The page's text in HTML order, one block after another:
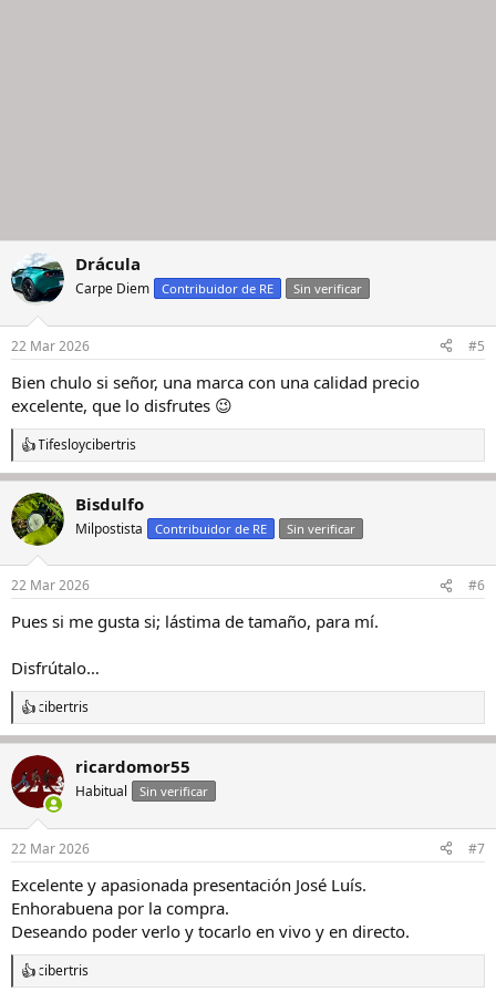
Drácula
Carpe Diem Contribuidor de RE Sin verificar
22 Mar 2026 #5
Bien chulo si señor, una marca con una calidad precio
excelente, que lo disfrutes 😉
R
e
a
c
c
i
e
:
Tifesloycibertris
Bisdulfo
Milpostista Contribuidor de RE Sin verificar
22 Mar 2026 #6
Pues si me gusta si; lástima de tamaño, para mí.
Disfrútalo…
R
e
c
c
i
e
:
cibertris
ricardomor55
Habitual Sin verificar
22 Mar 2026 #7
Excelente y apasionada presentación José Luís.
Enhorabuena por la compra.
Deseando poder verlo y tocarlo en vivo y en directo.
R
cibertris